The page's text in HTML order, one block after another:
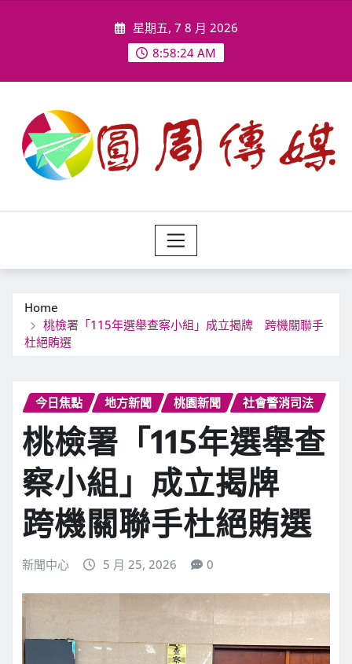
星期五, 7 8 月 2026
8:58:26 AM
Home
桃檢署「115年選舉查察小組」成立揭牌 跨機關聯手
杜絕賄選
今日焦點 地方新聞 桃園新聞 社會警消司法
桃檢署「115年選舉查
察小組」成立揭牌
跨機關聯手杜絕賄選
新聞中心 5 月 25, 2026 0